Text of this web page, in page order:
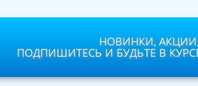
НОВИНКИ,
ПОДПИШИТЕСЬ И БУДЬТЕ В